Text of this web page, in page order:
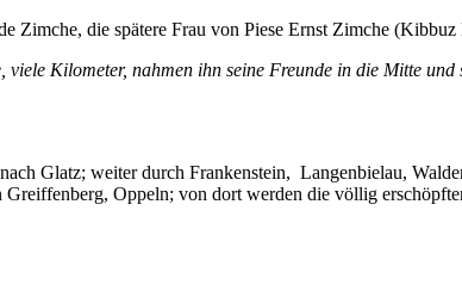
die spätere Frau von Piese Ernst Zimche (Kibbuz
viele Kilometer, nahmen ihn seine Freunde in die Mitte
Glatz; weiter durch Frankenstein, Langenbielau,
Oppeln; von dort werden die völlig